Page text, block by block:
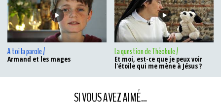
A toi la parole /
Armand et les mages
La question de Théobule /
Et moi, est-ce que je peux voir
l'étoile qui me mène à Jésus ?
SI VOUS AVEZ AIMÉ...